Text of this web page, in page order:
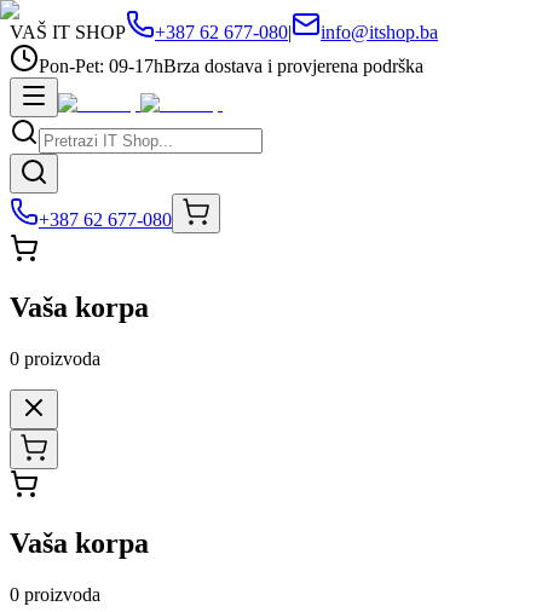
VAŠ IT SHOP +387 62 677-080|
info@itshop.ba
Pon-Pet: 09-17hBrza dostava i provjerena podrška
+387 62 677-080
Vaša korpa
0 proizvoda
Vaša korpa
0 proizvoda